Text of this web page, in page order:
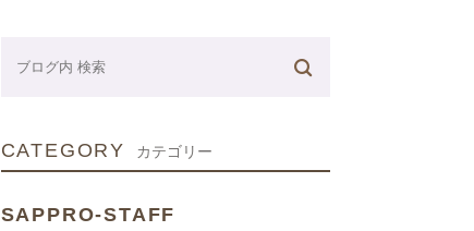
CATEGORY カテゴリー
SAPPRO-STAFF